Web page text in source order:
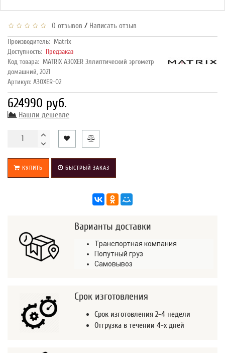
0 отзывов / Написать отзыв
Производитель: Matrix
Доступность: Предзаказ
Код товара: MATRIX A30XER Эллиптический эргометр
домашний, 2021
Артикул: A30XER-02
624990 руб.
Нашли дешевле
КУПИТЬ БЫСТРЫЙ ЗАКАЗ
Варианты доставки
Транспортная компания
Попутный груз
Самовывоз
Срок изготовления
Срок изготовления 2-4 недели
Отгрузка в течении 4-х дней